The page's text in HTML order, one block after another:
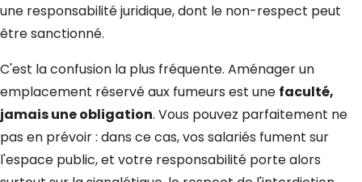
une responsabilité juridique, dont le non-respect peut
être sanctionné.
C'est la confusion la plus fréquente. Aménager un
emplacement réservé aux fumeurs est une faculté,
jamais une obligation. Vous pouvez parfaitement ne
pas en prévoir : dans ce cas, vos salariés fument sur
l'espace public, et votre responsabilité porte alors